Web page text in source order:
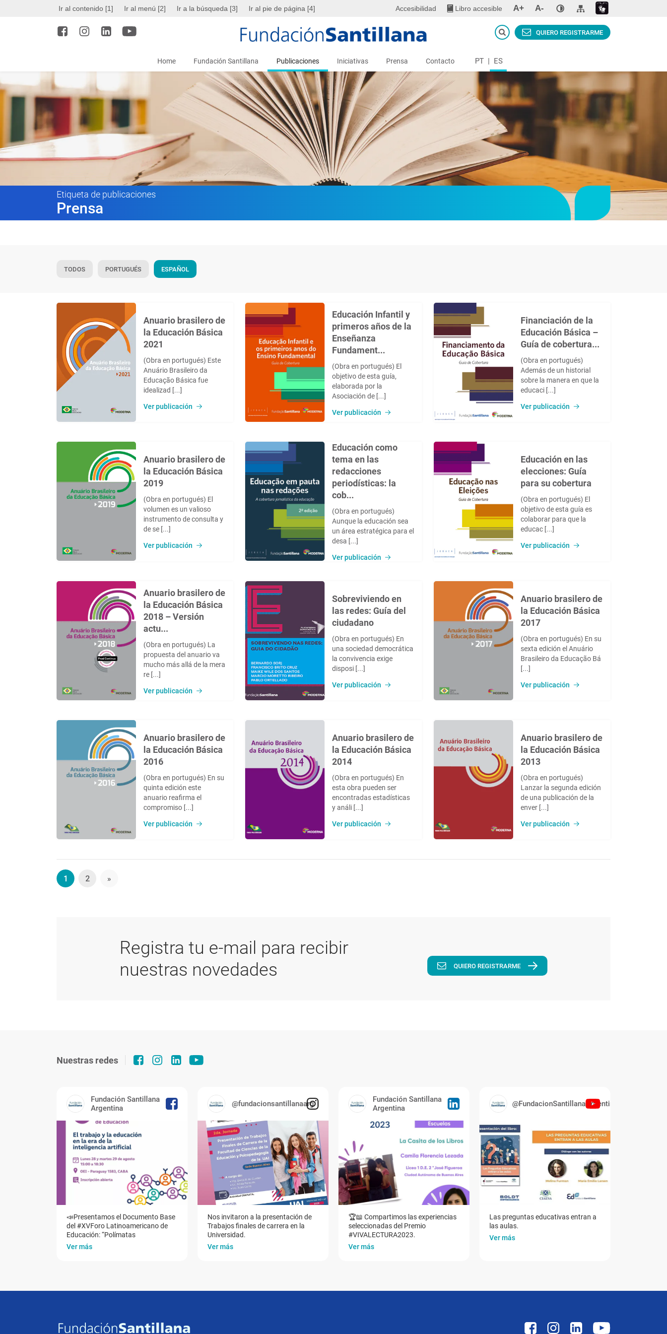
Ir al contenido [1] Ir al menú [2] Ir a la búsqueda [3] Ir al pie de página [4] Accesibilidad Libro accesible A+ A-
Home Fundación Santillana Publicaciones Iniciativas Prensa Contacto PT | ES
QUIERO REGISTRARME
Etiqueta de publicaciones
Prensa
TODOS PORTUGUÉS ESPAÑOL
Anuario brasilero de
la Educación Básica
2021
(Obra en portugués) Este
Anuário Brasileiro da
Educação Básica fue
idealizad [...]
Ver publicación
Educación Infantil y
primeros años de la
Enseñanza
Fundament...
(Obra en portugués) El
objetivo de esta guía,
elaborada por la
Asociación de [...]
Ver publicación
Financiación de la
Educación Básica –
Guía de cobertura...
(Obra en portugués)
Además de un historial
sobre la manera en que la
educaci [...]
Ver publicación
Anuario brasilero de
la Educación Básica
2019
(Obra en portugués) El
volumen es un valioso
instrumento de consulta y
de se [...]
Ver publicación
Educación como
tema en las
redacciones
periodísticas: la
cob...
(Obra en portugués)
Aunque la educación sea
un área estratégica para el
desa [...]
Ver publicación
Educación en las
elecciones: Guía
para su cobertura
(Obra en portugués) El
objetivo de esta guía es
colaborar para que la
educac [...]
Ver publicación
Anuario brasilero de
la Educación Básica
2018 – Versión
actu...
(Obra en portugués) La
propuesta del anuario va
mucho más allá de la mera
re [...]
Ver publicación
Sobreviviendo en
las redes: Guía del
ciudadano
(Obra en portugués) En
una sociedad democrática
la convivencia exige
disposi [...]
Ver publicación
Anuario brasilero de
la Educación Básica
2017
(Obra en portugués) En su
sexta edición el Anuário
Brasileiro da Educação Bá
[...]
Ver publicación
Anuario brasilero de
la Educación Básica
2016
(Obra en portugués) En su
quinta edición este
anuario reafirma el
compromiso [...]
Ver publicación
Anuario brasilero de
la Educación Básica
2014
(Obra en portugués) En
esta obra pueden ser
encontradas estadísticas
y análi [...]
Ver publicación
Anuario brasilero de
la Educación Básica
2013
(Obra en portugués)
Lanzar la segunda edición
de una publicación de la
enver [...]
Ver publicación
1 2 »
Registra tu e-mail para recibir
nuestras novedades
QUIERO REGISTRARME
Nuestras redes
Fundación Santillana
Argentina
📣Presentamos el Documento Base
del #XVForo Latinoamericano de
Educación: “Polímatas
Ver más
@fundacionsantillanaarg
Nos invitaron a la presentación de
Trabajos finales de carrera en la
Universidad.
Ver más
Fundación Santillana
Argentina
🏆📖 Compartimos las experiencias
seleccionadas del Premio
#VIVALECTURA2023.
Ver más
@FundacionSantillanaArgentina
Las preguntas educativas entran a
las aulas.
Ver más